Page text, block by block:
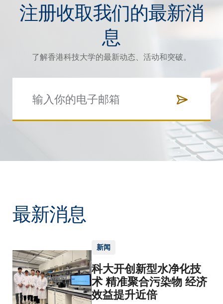
注册收取我们的最新消
息
了解香港科技大学的最新动态、活动和突破。
最新消息
新闻
科大开创新型水净化技
术 精准聚合污染物 经济
效益提升近倍